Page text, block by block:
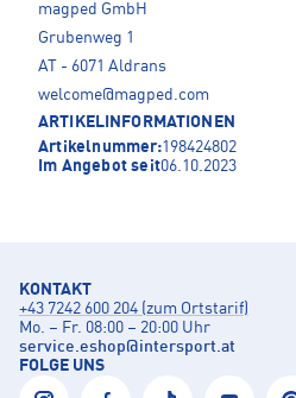
magped GmbH
Grubenweg 1
AT - 6071 Aldrans
welcome@magped.com
ARTIKELINFORMATIONEN
Artikelnummer:198424802
Im Angebot seit06.10.2023
KONTAKT
+43 7242 600 204 (zum Ortstarif)
Mo. – Fr. 08:00 – 20:00 Uhr
service.eshop@intersport.at
FOLGE UNS